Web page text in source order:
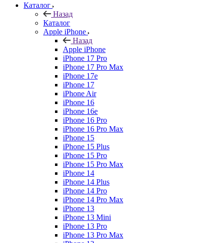
Каталог
Назад
Каталог
Apple iPhone
Назад
Apple iPhone
iPhone 17 Pro
iPhone 17 Pro Max
iPhone 17e
iPhone 17
iPhone Air
iPhone 16
iPhone 16e
iPhone 16 Pro
iPhone 16 Pro Max
iPhone 15
iPhone 15 Plus
iPhone 15 Pro
iPhone 15 Pro Max
iPhone 14
iPhone 14 Plus
iPhone 14 Pro
iPhone 14 Pro Max
iPhone 13
iPhone 13 Mini
iPhone 13 Pro
iPhone 13 Pro Max